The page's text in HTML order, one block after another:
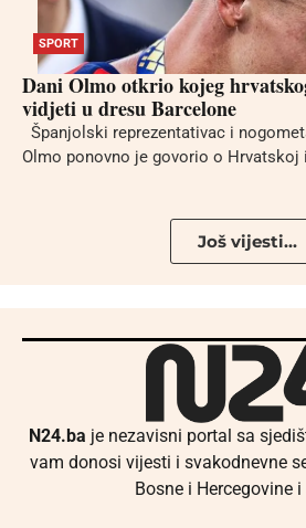
SPORT
Dani Olmo otkrio kojeg
vidjeti u dresu Barcelone
Španjolski reprezentativac i
Olmo ponovno je govorio o Hrvatskoj
Još vijesti...
N24.ba je nezavisni portal sa
vam donosi vijesti i svakodnevne
Bosne i Hercegovine